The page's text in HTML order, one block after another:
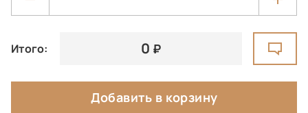
Итого: 0
Добавить в корзину